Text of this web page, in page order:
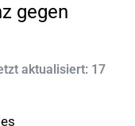
gegen
aktualisiert: 17